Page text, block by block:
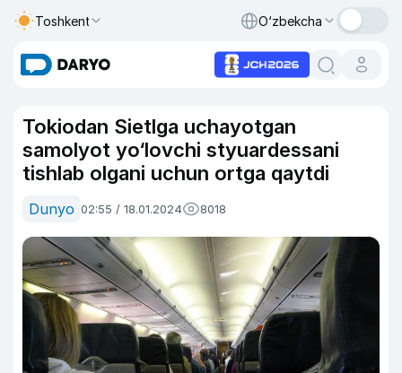
Toshkent O‘zbekcha
Tokiodan Sietlga uchayotgan
samolyot yo‘lovchi styuardessani
tishlab olgani uchun ortga qaytdi
Dunyo 02:55 / 18.01.2024 8018